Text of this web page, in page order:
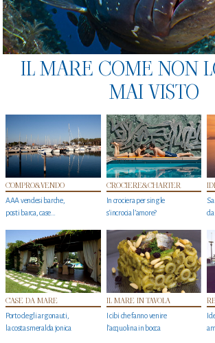
IL MARE COME NON
MAI VISTO
COMPRO&VENDO
AAA vendesi barche,
posti barca, case…
CROCIERE&CHARTER
In crociera per single
s'incrocia l’amore?
da
CASE DA MARE
Porto degli argonauti,
la costa smeralda jonica
IL MARE IN TAVOLA
I cibi che fanno venire
l’acquolina in bocca